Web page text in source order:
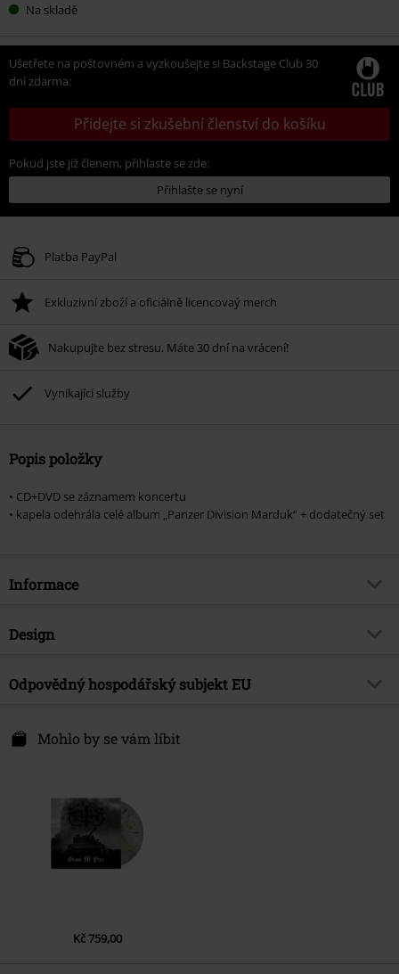
Na skladě
Ušetřete na poštovném a vyzkoušejte si Backstage Club 30
dní zdarma:
Přidejte si zkušební členství do košíku
Pokud jste již členem, přihlaste se zde:
Přihlašte se nyní
Platba PayPal
Exkluzivní zboží a oficiálně licencovaý merch
Nakupujte bez stresu. Máte 30 dní na vrácení!
Vynikající služby
Popis položky
• CD+DVD se záznamem koncertu
• kapela odehrála celé album „Panzer Division Marduk“ + dodatečný set
Informace
Zboží č.
Hudební žánr
Death Metal
Kapela
Design
Typ výrobku
CD
Odpovědný hospodářský subjekt EU
The Black Church, St Mary's Place
D07 P4AX Dublin 07
Mohlo by se vám líbit
Kč 759,00